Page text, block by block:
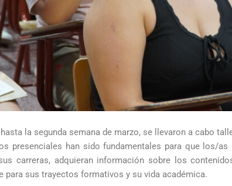
la segunda semana de marzo, se llevaron a cabo
presenciales han sido fundamentales para que los/
carreras, adquieran información sobre los
para sus trayectos formativos y su vida académica.